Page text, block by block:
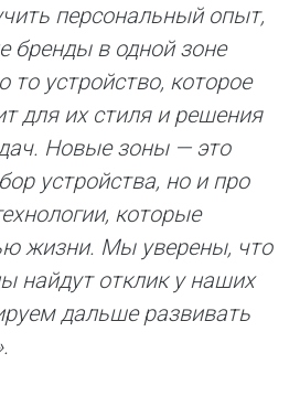
персональный опыт,
бренды в одной зоне
устройство, которое
для их стиля и решения
Новые зоны — это
устройства, но и про
которые
жизни. Мы уверены, что
найдут отклик у наших
дальше развивать